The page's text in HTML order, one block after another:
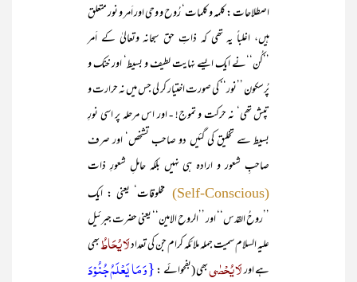
اصطلاحات : کلمہ و کلمات‘ رُوح و وحی اور اَمر و نور متعلق
ہیں، اغلباً یہ تھی کہ ذاتِ حق سبحانہ وتعالیٰ کے اَمر
’’کُن‘‘نے ایک ایسے نہایت لطیف و بسیط‘ اور خنک و
پُرسکون ’’نور‘‘ کی صورت اختیار کر لی جس میں نہ حرارت و
تپش تھی‘ نہ حرکت و تموج! - اور اس مرحلہ پر اسی نورِ
بسیط سے تخلیق کی گئیں دو صاحب تشخص‘ اور صرف
صاحبِ شعور و ارادہ ہی نہیں بلکہ حاملِ شعورِ ذات
(Self-Conscious)
مخلوقات‘ یعنی : ایک
’’روحُ القدس‘‘ اور ’’الروح الامین‘‘ یعنی حضرت جبرئیل
علیہ السلام سمیت جملہ ملائکہ کرام جن کی تعدادلَا یُحَاطُبھی
ہے اورلَا یُحْصٰیبھی (بفحوائے :{وَ مَا یَعۡلَمُ جُنُوۡدَ